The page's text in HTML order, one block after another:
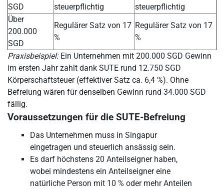
SGD
steuerpflichtig
steuerpflichtig
Über
200.000
SGD
Regulärer Satz von 17
%
Regulärer Satz von 17
%
Praxisbeispiel:Ein Unternehmen mit 200.000 SGD Gewinn
im ersten Jahr zahlt dank SUTE rund 12.750 SGD
Körperschaftsteuer (effektiver Satz ca. 6,4 %). Ohne
Befreiung wären für denselben Gewinn rund 34.000 SGD
fällig.
Voraussetzungen für die SUTE-Befreiung
Das Unternehmen muss in Singapur
eingetragen und steuerlich ansässig sein.
Es darf höchstens 20 Anteilseigner haben,
wobei mindestens ein Anteilseigner eine
natürliche Person mit 10 % oder mehr Anteilen